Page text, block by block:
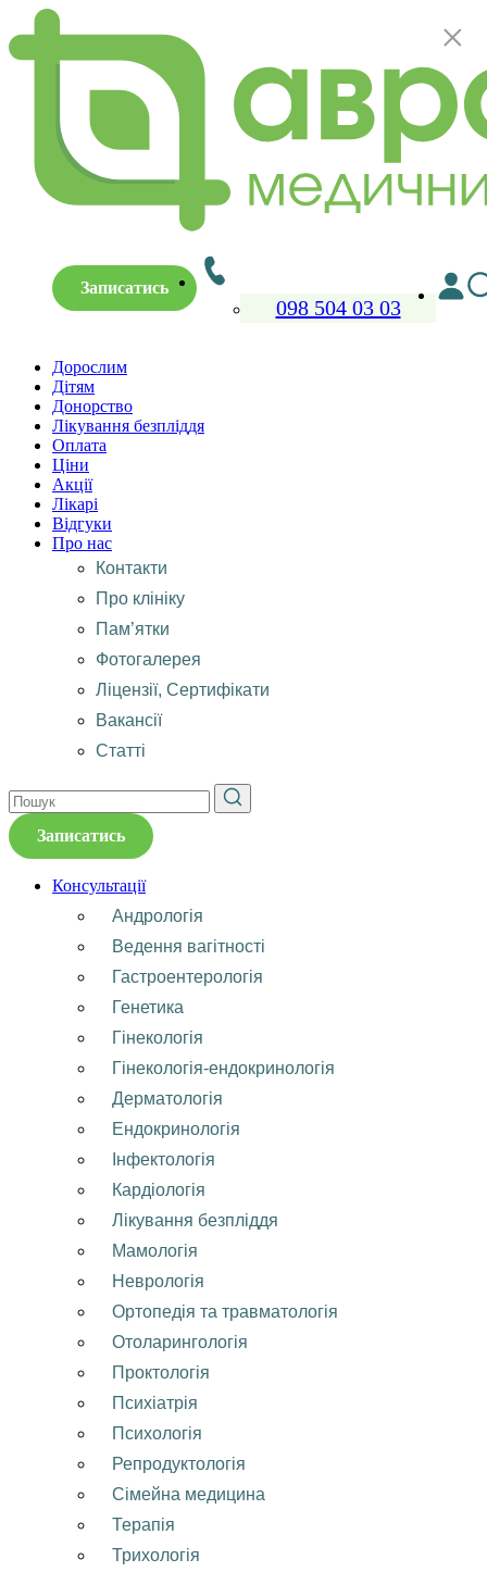
Записатись
098 504 03 03
Дорослим
Дітям
Донорство
Лікування безпліддя
Оплата
Ціни
Акції
Лікарі
Відгуки
Про нас
Контакти
Про клініку
Пам’ятки
Фотогалерея
Ліцензії, Сертифікати
Вакансії
Статті
Записатись
Консультації
Андрологія
Ведення вагітності
Гастроентерологія
Генетика
Гінекологія
Гінекологія-ендокринологія
Дерматологія
Ендокринологія
Інфектологія
Кардіологія
Лікування безпліддя
Мамологія
Неврологія
Ортопедія та травматологія
Отоларингологія
Проктологія
Психіатрія
Психологія
Репродуктологія
Сімейна медицина
Терапія
Трихологія
×